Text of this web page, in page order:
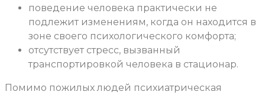
поведение человека практически не
подлежит изменениям, когда он находится в
зоне своего психологического комфорта;
отсутствует стресс, вызванный
транспортировкой человека в стационар.
Помимо пожилых людей психиатрическая